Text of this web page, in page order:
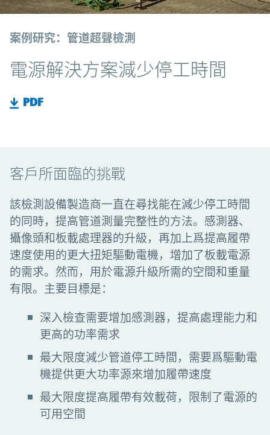
案例研究：管道超聲檢測
電源解決方案減少停工時間
PDF
客戶所面臨的挑戰
該檢測設備製造商一直在尋找能在減少停工時間
的同時，提高管道測量完整性的方法。感測器、
攝像頭和板載處理器的升級，再加上爲提高履帶
速度使用的更大扭矩驅動電機，增加了板載電源
的需求。然而，用於電源升級所需的空間和重量
有限。主要目標是：
深入檢查需要增加感測器，提高處理能力和
更高的功率需求
最大限度減少管道停工時間，需要爲驅動電
機提供更大功率源來增加履帶速度
最大限度提高履帶有效載荷，限制了電源的
可用空間